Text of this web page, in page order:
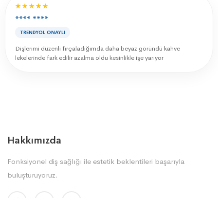
★★★★★
**** ****
TRENDYOL ONAYLI
Dişlerimi düzenli fırçaladığımda daha beyaz göründü kahve
lekelerinde fark edilir azalma oldu kesinlikle işe yarıyor
Hakkımızda
Fonksiyonel diş sağlığı ile estetik beklentileri başarıyla
buluşturuyoruz.